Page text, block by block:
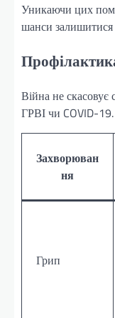
Уникаючи цих
шанси
Війна не скасовує
ГРВІ чи COVID-19.
Захворюван
ня
Грип